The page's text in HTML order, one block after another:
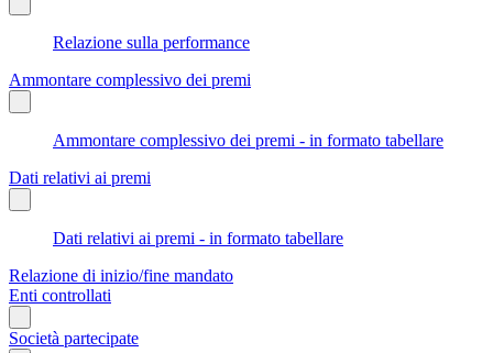
Relazione sulla performance
Ammontare complessivo dei premi
Ammontare complessivo dei premi - in formato tabellare
Dati relativi ai premi
Dati relativi ai premi - in formato tabellare
Relazione di inizio/fine mandato
Enti controllati
Società partecipate